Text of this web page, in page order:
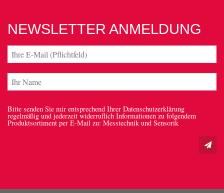
NEWSLETTER ANMELDUNG
Bitte senden Sie mir entsprechend Ihrer Datenschutzerklärung
regelmäßig und jederzeit widerruflich Informationen zu folgendem
Produktsortiment per E-Mail zu: Messtechnik und Sensorik